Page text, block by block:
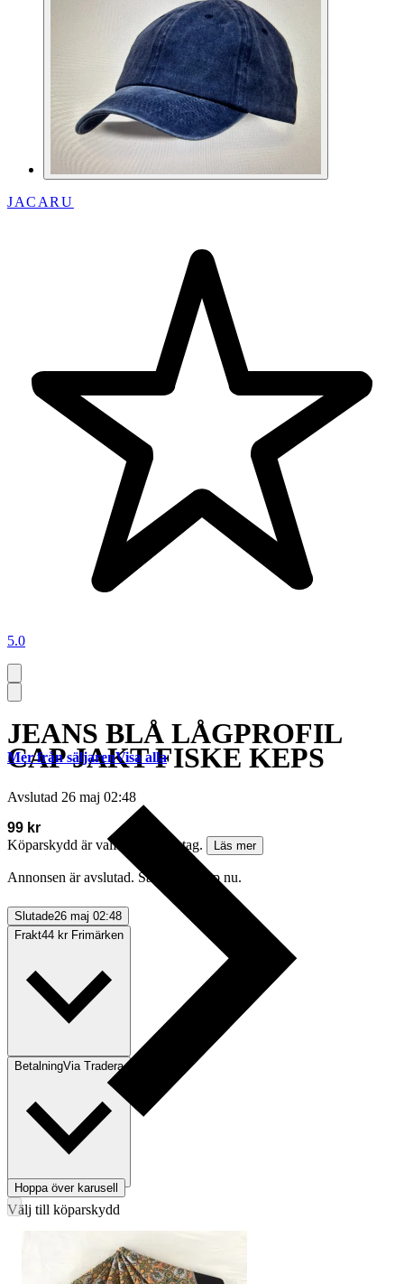
JACARU
5.0
JEANS BLÅ LÅGPROFIL
CAP JAKT FISKE KEPS
Avslutad 26 maj 02:48
99 kr
Köparskydd är valfritt hos företag.
Läs mer
Annonsen är avslutad. Såld med Köp nu.
Slutade26 maj 02:48
Frakt44 kr Frimärken
BetalningVia Tradera
Välj till köparskydd
Mer från säljarenVisa alla
Hoppa över karusell